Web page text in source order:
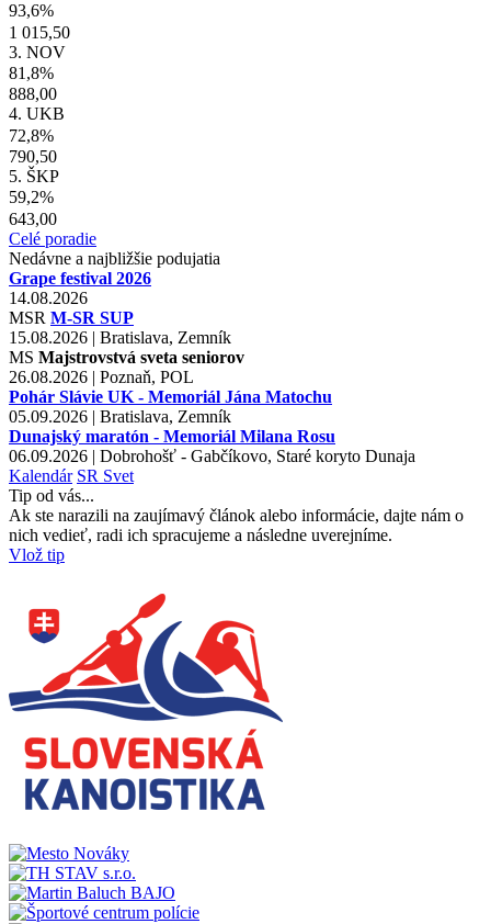
93,6%
1 015,50
3. NOV
81,8%
888,00
4. UKB
72,8%
790,50
5. ŠKP
59,2%
643,00
Celé poradie
Nedávne a najbližšie podujatia
Grape festival 2026
14.08.2026
MSR M-SR SUP
15.08.2026 | Bratislava, Zemník
MS Majstrovstvá sveta seniorov
26.08.2026 | Poznaň, POL
Pohár Slávie UK - Memoriál Jána Matochu
05.09.2026 | Bratislava, Zemník
Dunajský maratón - Memoriál Milana Rosu
06.09.2026 | Dobrohošť - Gabčíkovo, Staré koryto Dunaja
Kalendár SR Svet
Tip od vás...
Ak ste narazili na zaujímavý článok alebo informácie, dajte nám o
nich vedieť, radi ich spracujeme a následne uverejníme.
Vlož tip